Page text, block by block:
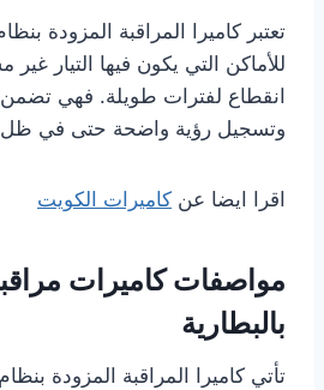
تعتبر كاميرا المراقبة المزودة
للأماكن التي يكون فيها التيار
انقطاع لفترات طويلة. فهي تضمن
وتسجيل رؤية واضحة حتى في
اقرا ايضا عن كاميرات الكويت
مواصفات كاميرات
بالبطارية
تأتي كاميرا المراقبة المزودة